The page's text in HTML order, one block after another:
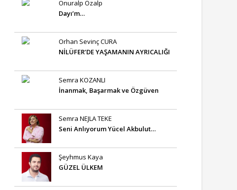
Onuralp Özalp
Dayı’m…
Orhan Sevinç CURA
NİLÜFER’DE YAŞAMANIN AYRICALIĞI
Semra KOZANLI
İnanmak, Başarmak ve Özgüven
Semra NEJLA TEKE
Seni Anlıyorum Yücel Akbulut…
Şeyhmus Kaya
GÜZEL ÜLKEM